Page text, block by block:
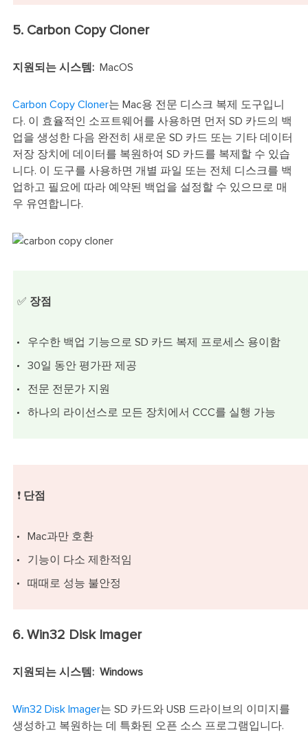
5. Carbon Copy Cloner
지원되는 시스템:MacOS
Carbon Copy Cloner는 Mac용 전문 디스크 복제 도구입니
다. 이 효율적인 소프트웨어를 사용하면 먼저 SD 카드의 백
업을 생성한 다음 완전히 새로운 SD 카드 또는 기타 데이터
저장 장치에 데이터를 복원하여 SD 카드를 복제할 수 있습
니다. 이 도구를 사용하면 개별 파일 또는 전체 디스크를 백
업하고 필요에 따라 예약된 백업을 설정할 수 있으므로 매
우 유연합니다.
✅ 장점
우수한 백업 기능으로 SD 카드 복제 프로세스 용이함
30일 동안 평가판 제공
전문 전문가 지원
하나의 라이선스로 모든 장치에서 CCC를 실행 가능
❗ 단점
Mac과만 호환
기능이 다소 제한적임
때때로 성능 불안정
6. Win32 Disk Imager
지원되는 시스템: Windows
Win32 Disk Imager는 SD 카드와 USB 드라이브의 이미지를
생성하고 복원하는 데 특화된 오픈 소스 프로그램입니다.